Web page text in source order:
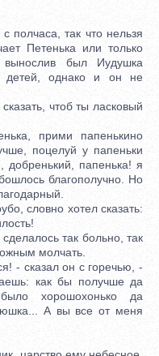
так что нельзя
Петенька или только
был Иудушка
детей, однако и он не
чтоб ты ласковый
прими папенькино
поцелуй у папеньки
добренький, папенька! я
благополучно. Но
словно хотел сказать:
так больно, так
молчать.
- сказал он с горечью, -
как бы получше да
хорошохонько да
А вы все от меня